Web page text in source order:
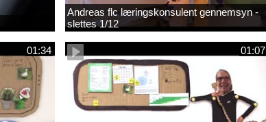
Andreas flc læringskonsulent gennemsyn -
slettes 1/12
01:34 01:07